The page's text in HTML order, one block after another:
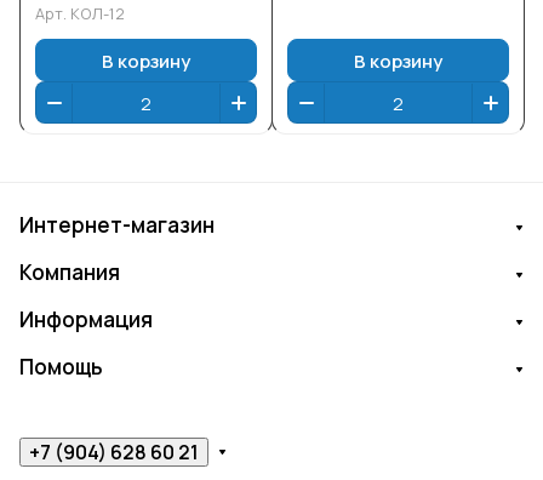
Арт. КОЛ-12
В корзину В корзину
Интернет-магазин
Компания
Информация
Помощь
+7 (904) 628 60 21